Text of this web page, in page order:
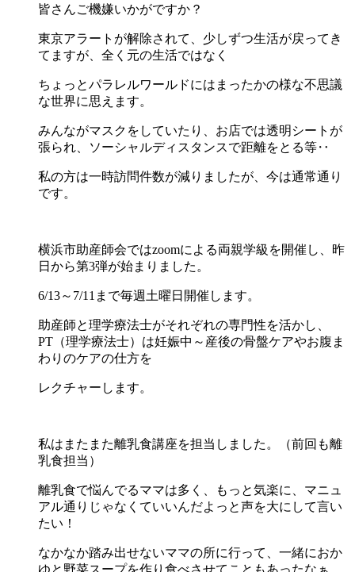
皆さんご機嫌いかがですか？
東京アラートが解除されて、少しずつ生活が戻ってき
てますが、全く元の生活ではなく
ちょっとパラレルワールドにはまったかの様な不思議
な世界に思えます。
みんながマスクをしていたり、お店では透明シートが
張られ、ソーシャルディスタンスで距離をとる等‥
私の方は一時訪問件数が減りましたが、今は通常通り
です。
横浜市助産師会ではzoomによる両親学級を開催し、昨
日から第3弾が始まりました。
6/13～7/11まで毎週土曜日開催します。
助産師と理学療法士がそれぞれの専門性を活かし、
PT（理学療法士）は妊娠中～産後の骨盤ケアやお腹ま
わりのケアの仕方を
レクチャーします。
私はまたまた離乳食講座を担当しました。（前回も離
乳食担当）
離乳食で悩んでるママは多く、もっと気楽に、マニュ
アル通りじゃなくていいんだよっと声を大にして言い
たい！
なかなか踏み出せないママの所に行って、一緒におか